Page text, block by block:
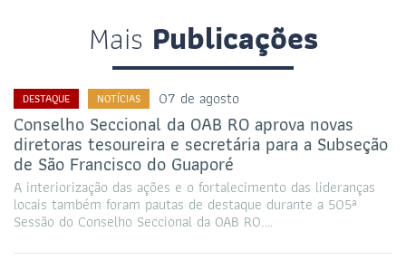
Mais Publicações
DESTAQUE NOTÍCIAS 07 de agosto
Conselho Seccional da OAB RO aprova novas
diretoras tesoureira e secretária para a Subseção
de São Francisco do Guaporé
A interiorização das ações e o fortalecimento das lideranças
locais também foram pautas de destaque durante a 505ª
Sessão do Conselho Seccional da OAB RO.…